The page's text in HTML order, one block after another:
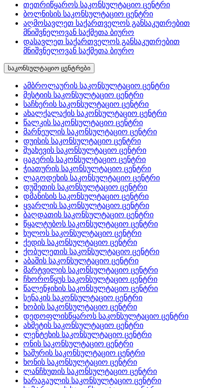
თეთრიწყაროს საკონსულტაციო ცენტრი
ბოლნისის საკონსულტაციო ცენტრი
აღმოსავლეთ საქართველოს განსაკუთრებით
მნიშვნელოვან საქმეთა ბიურო
დასავლეთ საქართველოს განსაკუთრებით
მნიშვნელოვან საქმეთა ბიურო
საკონსულტაციო ცენტრები
ამბროლაურის საკონსულტაციო ცენტრი
მესტიის საკონსულტაციო ცენტრი
საჩხერის საკონსულტაციო ცენტრი
ახალქალაქის საკონსულტაციო ცენტრი
წალკის საკონსულტაციო ცენტრი
მარნეულის საკონსულტაციო ცენტრი
დუისის საკონსულტაციო ცენტრი
შუახევის საკონსულტაციო ცენტრი
ცაგერის საკონსულტაციო ცენტრი
ჭიათურის საკონსულტაციო ცენტრი
ლაგოდეხის საკონსულტაციო ცენტრი
დუშეთის საკონსულტაციო ცენტრი
დმანისის საკონსულტაციო ცენტრი
ყვარლის საკონსულტაციო ცენტრი
ბაღდათის საკონსულტაციო ცენტრი
წყალტუბოს საკონსულტაციო ცენტრი
ხულოს საკონსულტაციო ცენტრი
ქედის საკონსულტაციო ცენტრი
ქობულეთის საკონსულტაციო ცენტრი
აბაშის საკონსულტაციო ცენტრი
მარტვილის საკონსულტაციო ცენტრი
ჩხოროწყუს საკონსულტაციო ცენტრი
წალენჯიხის საკონსულტაციო ცენტრი
სენაკის საკონსულტაციო ცენტრი
ხობის საკონსულტაციო ცენტრი
დედოფლისწყაროს საკონსულტაციო ცენტრი
ახმეტის საკონსულტაციო ცენტრი
ლენტეხის საკონსულტაციო ცენტრი
ონის საკონსულტაციო ცენტრი
ხაშურის საკონსულტაციო ცენტრი
ხონის საკონსულტაციო ცენტრი
ლანჩხუთის საკონსულტაციო ცენტრი
ხარაგაულის საკონსულტაციო ცენტრი